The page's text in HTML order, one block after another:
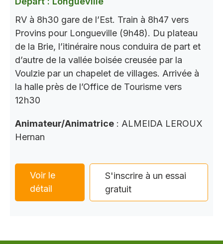
RV à 8h30 gare de l’Est. Train à 8h47 vers
Provins pour Longueville (9h48). Du plateau
de la Brie, l’itinéraire nous conduira de part et
d’autre de la vallée boisée creusée par la
Voulzie par un chapelet de villages. Arrivée à
la halle près de l’Office de Tourisme vers
12h30
Animateur/Animatrice : ALMEIDA LEROUX
Hernan
Voir le
détail
S'inscrire à un essai
gratuit